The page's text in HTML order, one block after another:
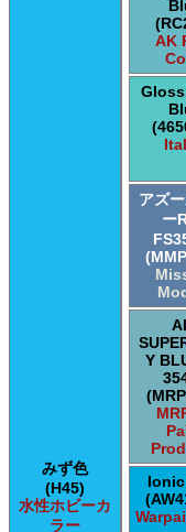
みず色
(H45)
水性ホビーカ
ラー
AK
アズ
ー
Y